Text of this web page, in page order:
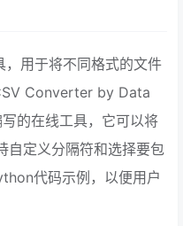
，用于将不同格式的文件
Converter by Data
的在线工具，它可以将
自定义分隔符和选择要包
代码示例，以便用户